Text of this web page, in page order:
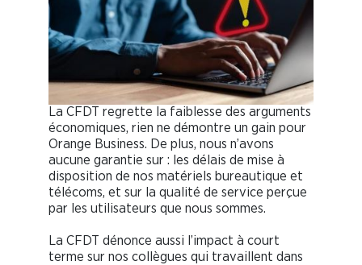
La CFDT regrette la faiblesse des arguments
économiques, rien ne démontre un gain pour
Orange Business. De plus, nous n’avons
aucune garantie sur : les délais de mise à
disposition de nos matériels bureautique et
télécoms, et sur la qualité de service perçue
par les utilisateurs que nous sommes.
La CFDT dénonce aussi l’impact à court
terme sur nos collègues qui travaillent dans